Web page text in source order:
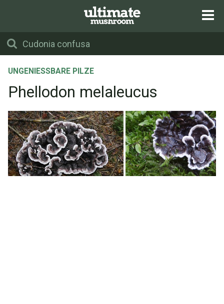
UNGENIESSBARE PILZE
Phellodon melaleucus